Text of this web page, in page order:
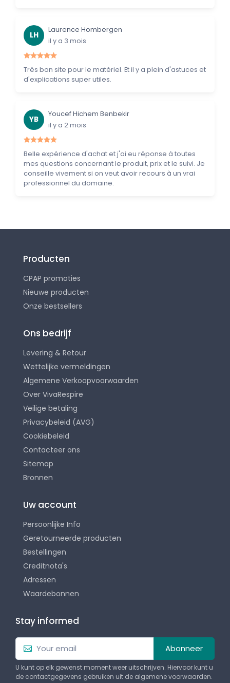
LH
Laurence Hombergen
il y a 3 mois
Très bon site pour le matériel. Et il y a plein d'astuces et
d'explications super utiles.
YB
Youcef Hichem Benbekir
il y a 2 mois
Belle expérience d'achat et j'ai eu réponse à toutes
mes questions concernant le produit, prix et le suivi. Je
conseille vivement si on veut avoir recours à un vrai
professionnel du domaine.
Producten
CPAP promoties
Nieuwe producten
Onze bestsellers
Ons bedrijf
Levering & Retour
Wettelijke vermeldingen
Algemene Verkoopvoorwaarden
Over VivaRespire
Veilige betaling
Privacybeleid (AVG)
Cookiebeleid
Contacteer ons
Sitemap
Bronnen
Uw account
Persoonlijke Info
Geretourneerde producten
Bestellingen
Creditnota's
Adressen
Waardebonnen
Stay informed
Abonneer
U kunt op elk gewenst moment weer uitschrijven. Hiervoor kunt u
de contactgegevens gebruiken uit de algemene voorwaarden.